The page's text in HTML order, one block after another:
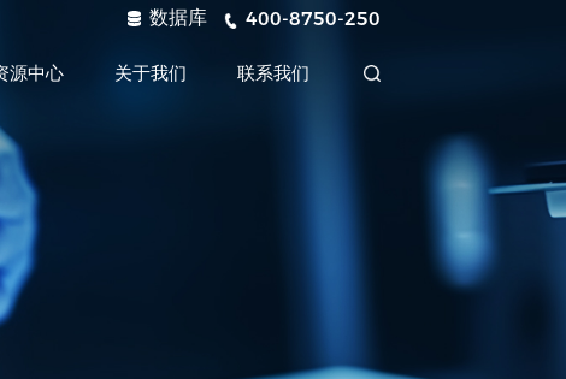
数据库 400-8750-250
源中心 关于我们 联系我们